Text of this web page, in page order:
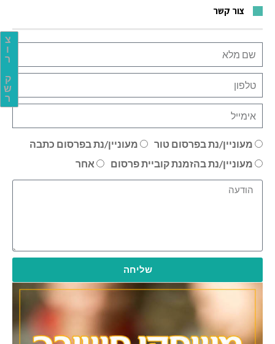
צ
ו
ר
ק
ש
ר
צור קשר
מעוניין/נת בפרסום טור
מעוניין/נת בפרסום כתבה
מעוניין/נת בהזמנת קוביית פרסום
אחר
שליחה